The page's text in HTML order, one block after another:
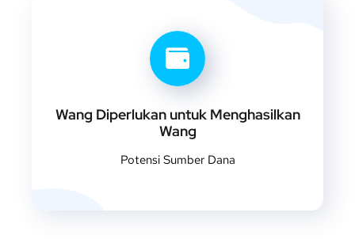
Wang Diperlukan untuk Menghasilkan
Wang
Potensi Sumber Dana